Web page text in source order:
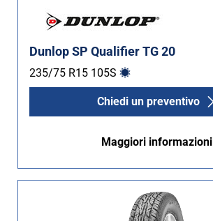
Dunlop SP Qualifier TG 20
235/75 R15 105S
Chiedi un preventivo
Maggiori informazioni